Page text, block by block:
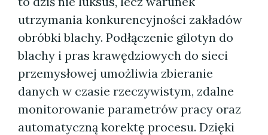
utrzymania konkurencyjności zakładów
obróbki blachy. Podłączenie gilotyn do
blachy i pras krawędziowych do sieci
przemysłowej umożliwia zbieranie
danych w czasie rzeczywistym, zdalne
monitorowanie parametrów pracy oraz
automatyczną korektę procesu. Dzięki